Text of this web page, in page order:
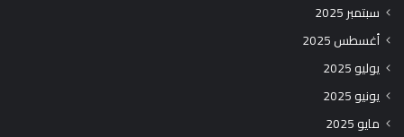
سبتمبر 2025
أغسطس 2025
يوليو 2025
يونيو 2025
مايو 2025